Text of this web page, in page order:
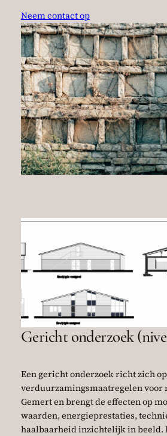
Neem contact op
Gericht onderzoek
Een gericht onderzoek richt zich
verduurzamingsmaatregelen voor
Gemert en brengt de effecten op
waarden, energieprestaties,
haalbaarheid inzichtelijk in beeld.